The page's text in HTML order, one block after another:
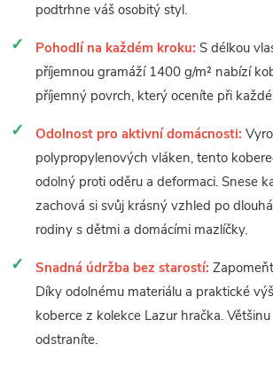
podtrhne váš osobitý styl.
Pohodlí na každém kroku: S délkou
příjemnou gramáží 1400 g/m² nabízí
příjemný povrch, který oceníte při
Odolnost pro aktivní domácnosti:
polypropylenových vláken, tento
odolný proti oděru a deformaci. Snese
zachová si svůj krásný vzhled po
rodiny s dětmi a domácími mazlíčky.
Snadná údržba bez starostí:
Díky odolnému materiálu a praktické
koberce z kolekce Lazur hračka.
odstraníte.